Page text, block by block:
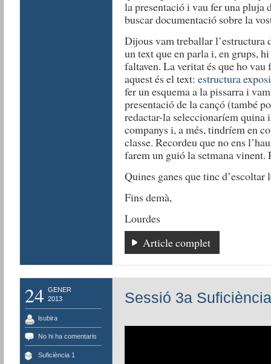
la presentació i vau fer una pluja
buscar documentació sobre la
Dijous vam treballar l’estructura
un text que en parla i, en grups,
faltaven. La veritat és que ho
aquest és el text: estructura
fer un esquema a la pissarra i
presentació de la cançó (també
redactar-la seleccionaríem
companys i, a més, tindríem en
classe. Recordeu que no ens
farem un guió la setmana vinent.
Quines ganes que tinc
Fins demà,
Lourdes
Article complet
24 GENER
2013
lsubira
No hi ha comentaris
Suficiència 1
Sessió 3a